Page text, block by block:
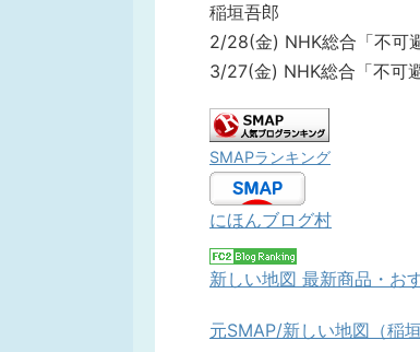
稲垣吾郎
2/28(金) NHK総合「不可
3/27(金) NHK総合「不可
SMAPランキング
にほんブログ村
新しい地図 最新商品・お
元SMAP/新しい地図（稲